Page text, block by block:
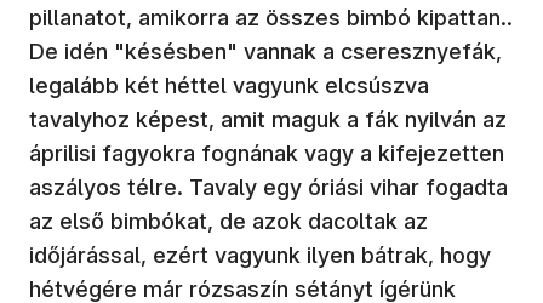
pillanatot, amikorra az összes bimbó kipattan..
De idén "késésben" vannak a cseresznyefák,
legalább két héttel vagyunk elcsúszva
tavalyhoz képest, amit maguk a fák nyilván az
áprilisi fagyokra fognának vagy a kifejezetten
aszályos télre. Tavaly egy óriási vihar fogadta
az első bimbókat, de azok dacoltak az
időjárással, ezért vagyunk ilyen bátrak, hogy
hétvégére már rózsaszín sétányt ígérünk